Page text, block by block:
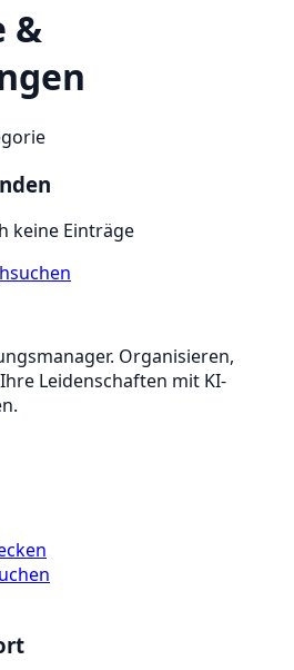
&
keine Einträge
Organisieren,
Leidenschaften mit KI-